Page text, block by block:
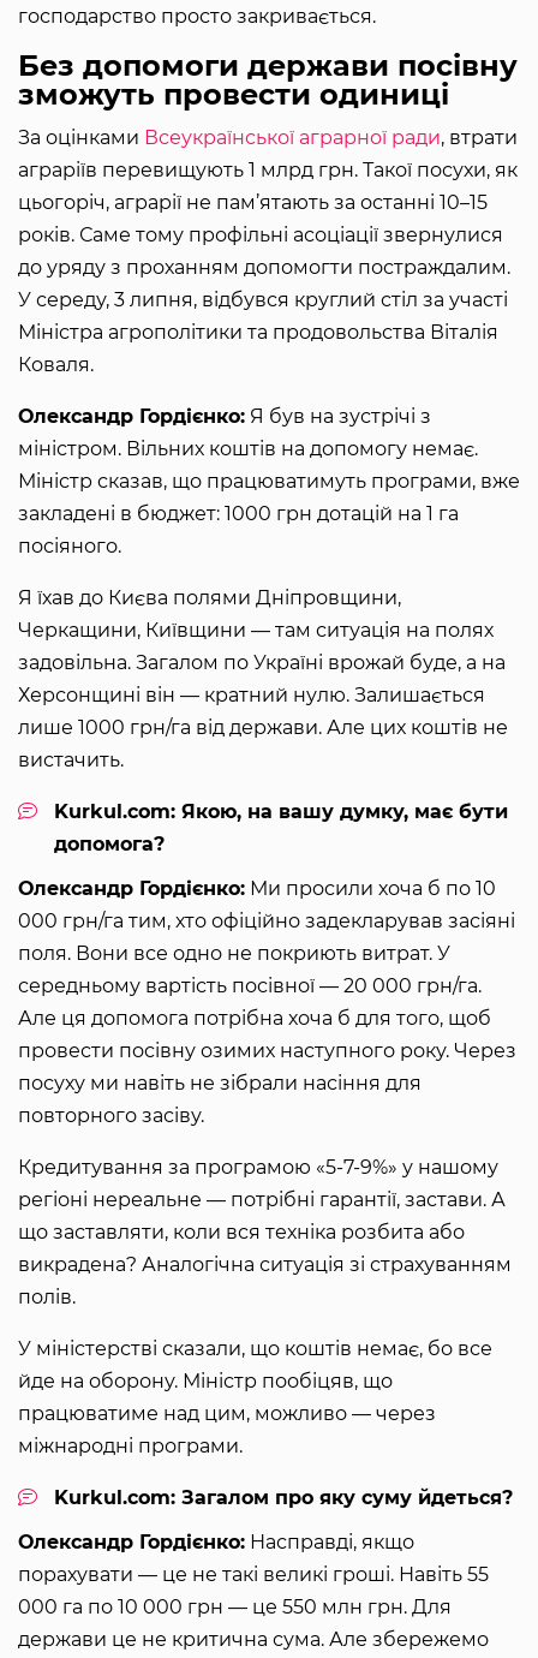
господарство просто закривається.
Без допомоги держави посівну
зможуть провести одиниці
За оцінками Всеукраїнської аграрної ради, втрати
аграріїв перевищують 1 млрд грн. Такої посухи, як
цьогоріч, аграрії не пам’ятають за останні 10–15
років. Саме тому профільні асоціації звернулися
до уряду з проханням допомогти постраждалим.
У середу, 3 липня, відбувся круглий стіл за участі
Міністра агрополітики та продовольства Віталія
Коваля.
Олександр Гордієнко: Я був на зустрічі з
міністром. Вільних коштів на допомогу немає.
Міністр сказав, що працюватимуть програми, вже
закладені в бюджет: 1000 грн дотацій на 1 га
посіяного.
Я їхав до Києва полями Дніпровщини,
Черкащини, Київщини — там ситуація на полях
задовільна. Загалом по Україні врожай буде, а на
Херсонщині він — кратний нулю. Залишається
лише 1000 грн/га від держави. Але цих коштів не
вистачить.
Kurkul.com: Якою, на вашу думку, має бути
допомога?
Олександр Гордієнко: Ми просили хоча б по 10
000 грн/га тим, хто офіційно задекларував засіяні
поля. Вони все одно не покриють витрат. У
середньому вартість посівної — 20 000 грн/га.
Але ця допомога потрібна хоча б для того, щоб
провести посівну озимих наступного року. Через
посуху ми навіть не зібрали насіння для
повторного засіву.
Кредитування за програмою «5-7-9%» у нашому
регіоні нереальне — потрібні гарантії, застави. А
що заставляти, коли вся техніка розбита або
викрадена? Аналогічна ситуація зі страхуванням
полів.
У міністерстві сказали, що коштів немає, бо все
йде на оборону. Міністр пообіцяв, що
працюватиме над цим, можливо — через
міжнародні програми.
Kurkul.com: Загалом про яку суму йдеться?
Олександр Гордієнко: Насправді, якщо
порахувати — це не такі великі гроші. Навіть 55
000 га по 10 000 грн — це 550 млн грн. Для
держави це не критична сума. Але збережемо